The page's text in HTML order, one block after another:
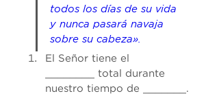
todos los días de su vida
y nunca pasará navaja
sobre su cabeza».
El Señor tiene el
________ total durante
nuestro tiempo de _______.